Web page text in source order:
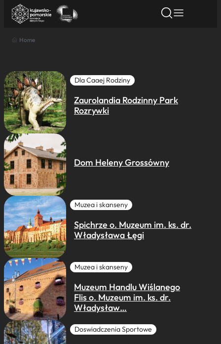
Nazwa atrakcji
Miasto
Kategoria
Home
Dla Caaej Rodziny
Zaurolandia Rodzinny Park
Rozrywki
Dom Heleny Grossówny
Muzea i skanseny
Spichrze o. Muzeum im. ks. dr.
Władysława Łęgi
Muzea i skanseny
Muzeum Handlu Wiślanego
Flis o. Muzeum im. ks. dr.
Władysław…
Doswiadczenia Sportowe